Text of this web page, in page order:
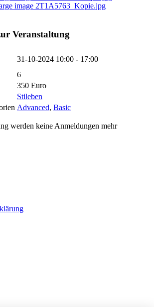
Veranstaltung
31-10-2024 10:00 - 17:00
6
350 Euro
Stileben
Advanced, Basic
werden keine Anmeldungen mehr